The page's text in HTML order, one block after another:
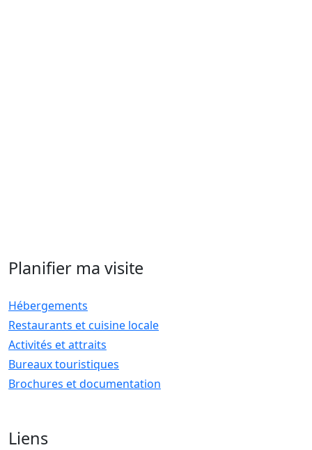
Planifier ma visite
Hébergements
Restaurants et cuisine locale
Activités et attraits
Bureaux touristiques
Brochures et documentation
Liens